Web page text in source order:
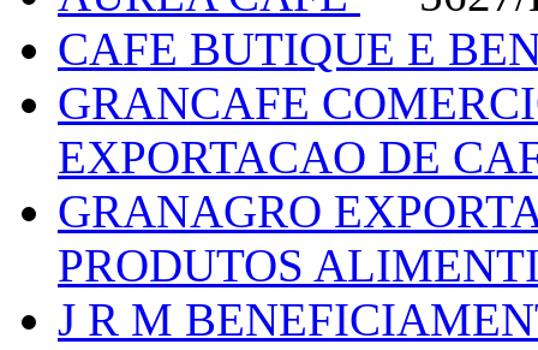
CAFE BUTIQUE E
GRANCAFE
EXPORTACAO DE
GRANAGRO
PRODUTOS
J R M